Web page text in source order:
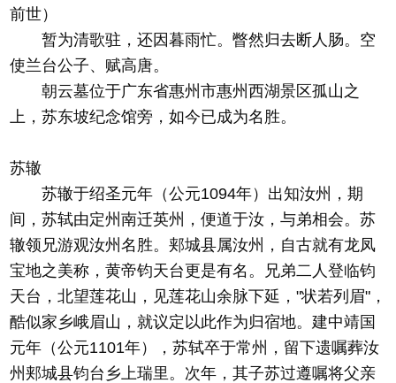
前世）
暂为清歌驻，还因暮雨忙。瞥然归去断人肠。空
使兰台公子、赋高唐。
朝云墓位于广东省惠州市惠州西湖景区孤山之
上，苏东坡纪念馆旁，如今已成为名胜。
苏辙
苏辙于绍圣元年（公元1094年）出知汝州，期
间，苏轼由定州南迁英州，便道于汝，与弟相会。苏
辙领兄游观汝州名胜。郏城县属汝州，自古就有龙凤
宝地之美称，黄帝钧天台更是有名。兄弟二人登临钧
天台，北望莲花山，见莲花山余脉下延，"状若列眉"，
酷似家乡峨眉山，就议定以此作为归宿地。建中靖国
元年（公元1101年），苏轼卒于常州，留下遗嘱葬汝
州郏城县钧台乡上瑞里。次年，其子苏过遵嘱将父亲